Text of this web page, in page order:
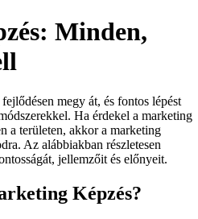
Minden,
megy át, és fontos lépést
Ha érdekel a marketing
a területen, akkor a marketing
Az alábbiakban részletesen
jellemzőit és előnyeit.
Képzés?